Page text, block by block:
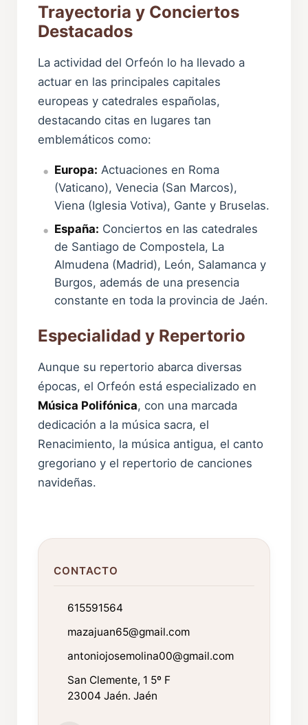
Trayectoria y Conciertos
Destacados
La actividad del Orfeón lo ha llevado a
actuar en las principales capitales
europeas y catedrales españolas,
destacando citas en lugares tan
emblemáticos como:
Europa: Actuaciones en Roma
(Vaticano), Venecia (San Marcos),
Viena (Iglesia Votiva), Gante y Bruselas.
España: Conciertos en las catedrales
de Santiago de Compostela, La
Almudena (Madrid), León, Salamanca y
Burgos, además de una presencia
constante en toda la provincia de Jaén.
Especialidad y Repertorio
Aunque su repertorio abarca diversas
épocas, el Orfeón está especializado en
Música Polifónica, con una marcada
dedicación a la música sacra, el
Renacimiento, la música antigua, el canto
gregoriano y el repertorio de canciones
navideñas.
CONTACTO
615591564
mazajuan65@gmail.com
antoniojosemolina00@gmail.com
San Clemente, 1 5º F
23004 Jaén. Jaén